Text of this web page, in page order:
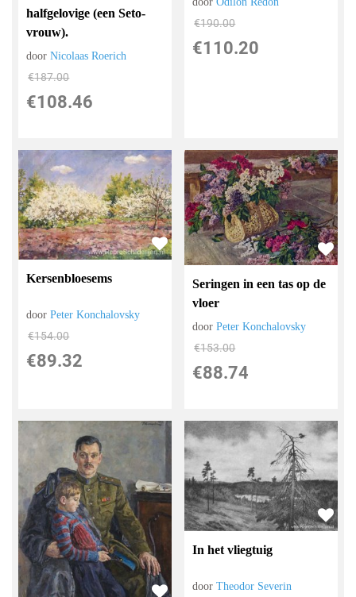
halfgelovige (een Seto-
vrouw).
doorNicolaas Roerich
€187.00
€108.46
€190.00
€110.20
Kersenbloesems
doorPeter Konchalovsky
€154.00
€89.32
Seringen in een tas op de
vloer
doorPeter Konchalovsky
€153.00
€88.74
In het vliegtuig
doorTheodor Severin